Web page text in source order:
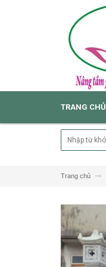
TRANG CHỦ
Trang chủ